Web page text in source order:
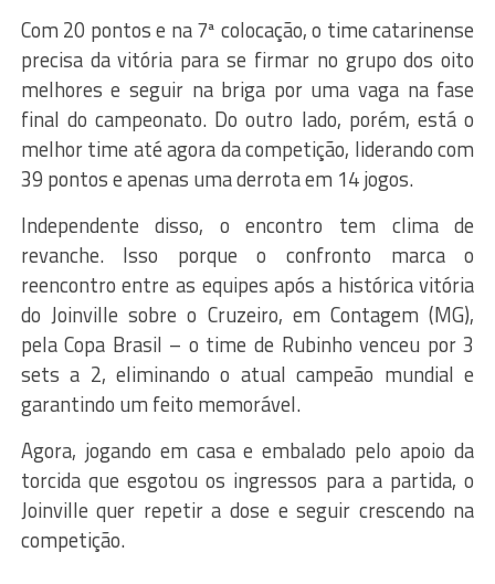
Com 20 pontos e na 7ª colocação, o time catarinense
precisa da vitória para se firmar no grupo dos oito
melhores e seguir na briga por uma vaga na fase
final do campeonato. Do outro lado, porém, está o
melhor time até agora da competição, liderando com
39 pontos e apenas uma derrota em 14 jogos.
Independente disso, o encontro tem clima de
revanche. Isso porque o confronto marca o
reencontro entre as equipes após a histórica vitória
do Joinville sobre o Cruzeiro, em Contagem (MG),
pela Copa Brasil – o time de Rubinho venceu por 3
sets a 2, eliminando o atual campeão mundial e
garantindo um feito memorável.
Agora, jogando em casa e embalado pelo apoio da
torcida que esgotou os ingressos para a partida, o
Joinville quer repetir a dose e seguir crescendo na
competição.